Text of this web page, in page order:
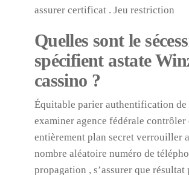
assurer certificat . Jeu restriction
Quelles sont le
spécifient astate
cassino ?
Équitable parier authentification
examiner agence fédérale contrôler
entièrement plan secret verrouiller
nombre aléatoire numéro de
propagation , s’assurer que résultat